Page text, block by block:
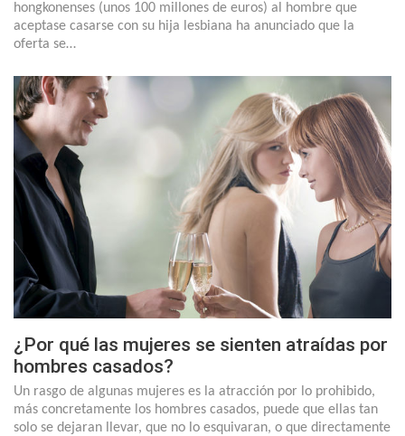
hongkonenses (unos 100 millones de euros) al hombre que
aceptase casarse con su hija lesbiana ha anunciado que la
oferta se…
¿Por qué las mujeres se sienten atraídas por
hombres casados?
Un rasgo de algunas mujeres es la atracción por lo prohibido,
más concretamente los hombres casados, puede que ellas tan
solo se dejaran llevar, que no lo esquivaran, o que directamente